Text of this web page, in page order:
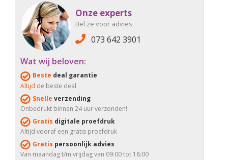
Onze experts
Bel ze voor advies
073 642 3901
Wat wij beloven:
Beste deal garantie
Altijd de beste deal
Snelle verzending
Onbedrukt binnen 24 uur verzonden!
Gratis digitale proefdruk
Altijd vooraf een gratis proefdruk
Gratis persoonlijk advies
Van maandag t/m vrijdag van 09:00 tot 18:00